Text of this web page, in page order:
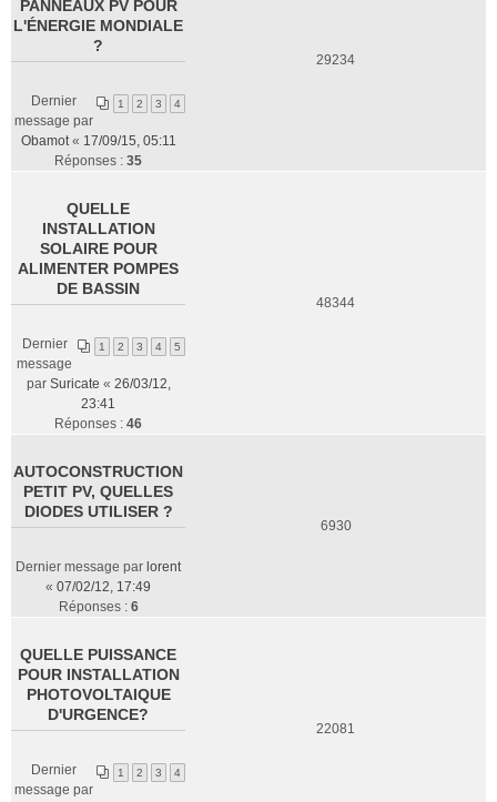
PANNEAUX PV POUR
L'ÉNERGIE MONDIALE
?
1 2 3 4
Dernier
message par
Obamot« 17/09/15, 05:11
Réponses : 35
29234
QUELLE
INSTALLATION
SOLAIRE POUR
ALIMENTER POMPES
DE BASSIN
1 2 3 4 5
Dernier
message
par Suricate « 26/03/12,
23:41
Réponses : 46
48344
AUTOCONSTRUCTION
PETIT PV, QUELLES
DIODES UTILISER ?
Dernier message par lorent
« 07/02/12, 17:49
Réponses : 6
6930
QUELLE PUISSANCE
POUR INSTALLATION
PHOTOVOLTAIQUE
D'URGENCE?
1 2 3 4
Dernier
message par
22081